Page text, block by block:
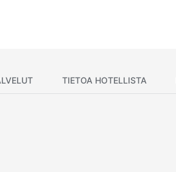
TIETOA HOTELLISTA